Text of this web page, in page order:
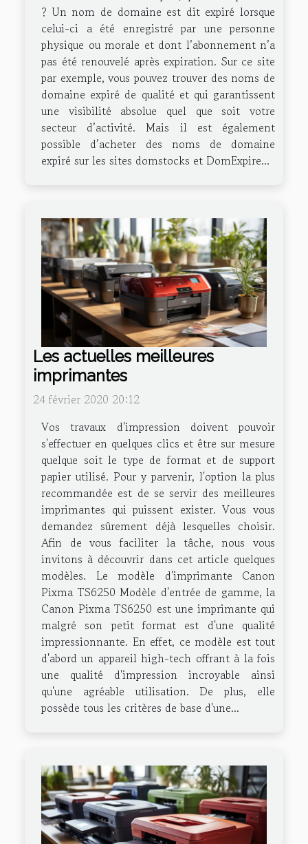
? Un nom de domaine est dit expiré lorsque
celui-ci a été enregistré par une personne
physique ou morale et dont l’abonnement n’a
pas été renouvelé après expiration. Sur ce site
par exemple, vous pouvez trouver des noms de
domaine expiré de qualité et qui garantissent
une visibilité absolue quel que soit votre
secteur d’activité. Mais il est également
possible d’acheter des noms de domaine
expiré sur les sites domstocks et DomExpire...
Les actuelles meilleures
imprimantes
24 février 2020 20:12
Vos travaux d'impression doivent pouvoir
s'effectuer en quelques clics et être sur mesure
quelque soit le type de format et de support
papier utilisé. Pour y parvenir, l'option la plus
recommandée est de se servir des meilleures
imprimantes qui puissent exister. Vous vous
demandez sûrement déjà lesquelles choisir.
Afin de vous faciliter la tâche, nous vous
invitons à découvrir dans cet article quelques
modèles. Le modèle d'imprimante Canon
Pixma TS6250 Modèle d'entrée de gamme, la
Canon Pixma TS6250 est une imprimante qui
malgré son petit format est d'une qualité
impressionnante. En effet, ce modèle est tout
d'abord un appareil high-tech offrant à la fois
une qualité d'impression incroyable ainsi
qu'une agréable utilisation. De plus, elle
possède tous les critères de base d'une...